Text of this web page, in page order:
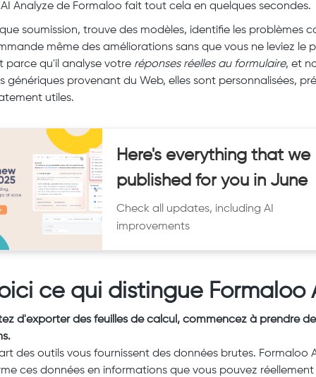
Analyze de Formaloo fait tout cela en quelques secondes.
soumission, trouve des modèles, identifie les problèmes
même des améliorations sans que vous ne leviez le
parce qu'il analyse votre réponses réelles au formulaire, et
génériques provenant du Web, elles sont personnalisées,
utiles.
Here's everything that we
published for you in June
Check all updates, including AI
improvements
ce qui distingue Formaloo
d'exporter des feuilles de calcul, commencez à prendre
des outils vous fournissent des données brutes. Formaloo
ces données en informations que vous pouvez réellement